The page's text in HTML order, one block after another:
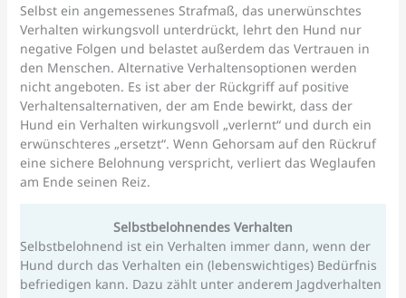
Selbst ein angemessenes Strafmaß, das unerwünschtes
Verhalten wirkungsvoll unterdrückt, lehrt den Hund nur
negative Folgen und belastet außerdem das Vertrauen in
den Menschen. Alternative Verhaltensoptionen werden
nicht angeboten. Es ist aber der Rückgriff auf positive
Verhaltensalternativen, der am Ende bewirkt, dass der
Hund ein Verhalten wirkungsvoll „verlernt“ und durch ein
erwünschteres „ersetzt“. Wenn Gehorsam auf den Rückruf
eine sichere Belohnung verspricht, verliert das Weglaufen
am Ende seinen Reiz.
Selbstbelohnendes Verhalten
Selbstbelohnend ist ein Verhalten immer dann, wenn der
Hund durch das Verhalten ein (lebenswichtiges) Bedürfnis
befriedigen kann. Dazu zählt unter anderem Jagdverhalten